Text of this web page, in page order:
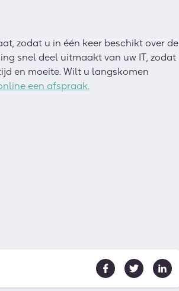
zodat u in één keer beschikt over de
snel deel uitmaakt van uw IT, zodat
en moeite. Wilt u langskomen
een afspraak.